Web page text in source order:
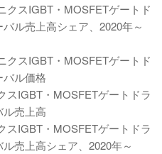
クスIGBT・MOSFETゲートド
ル売上高シェア、2020年～
クスIGBT・MOSFETゲートド
ル価格
スIGBT・MOSFETゲートドラ
売上高
スIGBT・MOSFETゲートドラ
売上高シェア、2020年～